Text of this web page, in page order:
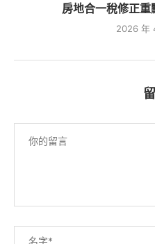
房地合一稅修正
2026 年